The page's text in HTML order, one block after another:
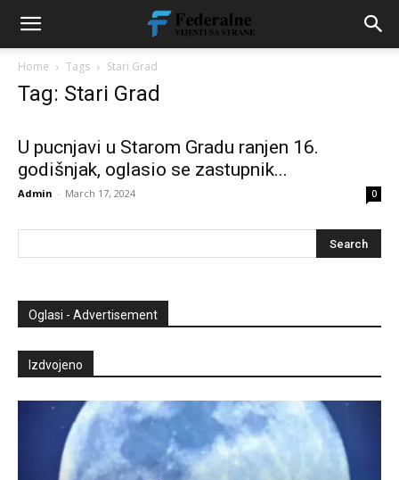
Home Tags Stari Grad
Tag: Stari Grad
U pucnjavi u Starom Gradu ranjen 16.
godišnjak, oglasio se zastupnik...
Admin - March 17, 2024 0
Oglasi - Advertisement
Izdvojeno